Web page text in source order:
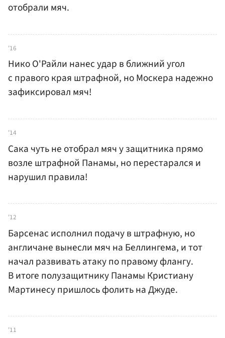
отобрали мяч.
'16
Нико О'Райли нанес удар в ближний угол
с правого края штрафной, но Москера надежно
зафиксировал мяч!
'14
Сака чуть не отобрал мяч у защитника прямо
возле штрафной Панамы, но перестарался и
нарушил правила!
'12
Барсенас исполнил подачу в штрафную, но
англичане вынесли мяч на Беллингема, и тот
начал развивать атаку по правому флангу.
В итоге полузащитнику Панамы Кристиану
Мартинесу пришлось фолить на Джуде.
'11